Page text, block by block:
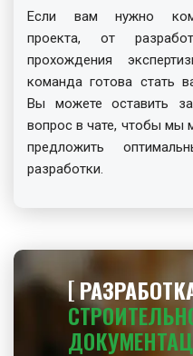
Если вам нужно
проекта, от
прохождения
команда готова стать
Вы можете оставить
вопрос в чате, чтобы мы
предложить
разработки.